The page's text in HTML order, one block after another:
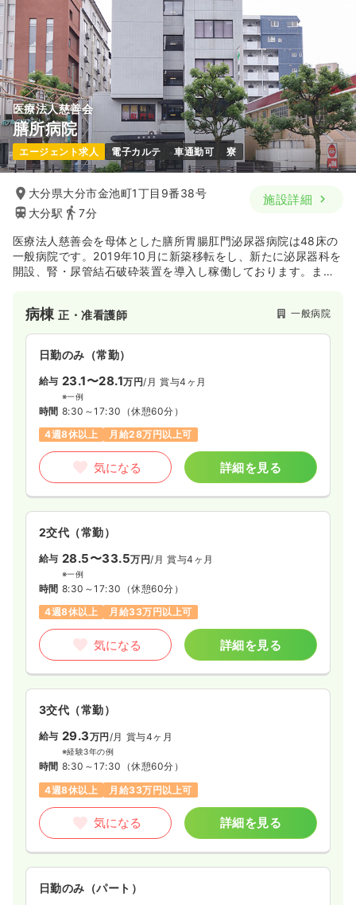
8:30～17:30
（休憩60分）
土日祝休み
年間休日125日
オンコールあり
月給33万円以上可
気になる 詳細を見る
外来正・准看護師 一般病院
日勤のみ（常勤） 一時募集休止
給与 25.3〜30.6 万円 /月 賞与3.6ヶ月
※一例
日祝休み
年間休日125日 月給30万円以上可
医療法人慈善会
膳所病院
エージェント求人 電子カルテ 車通勤可 寮
大分県大分市金池町1丁目9番38号
大分駅
7分
施設詳細
医療法人慈善会を母体とした膳所胃腸肛門泌尿器病院は48床の
一般病院です。2019年10月に新築移転をし、新たに泌尿器科を
開設、腎・尿管結石破砕装置を導入し稼働しております。ま
病棟正・准看護師 一般病院
日勤のみ（常勤）
給与 23.1〜28.1万円/月 賞与4ヶ月
※一例
時間 8:30～17:30 （休憩60分）
4週8休以上
月給28万円以上可
気になる 詳細を見る
2交代（常勤）
給与 28.5〜33.5万円/月 賞与4ヶ月
※一例
時間 8:30～17:30 （休憩60分）
4週8休以上
月給33万円以上可
気になる 詳細を見る
3交代（常勤）
給与 29.3万円/月 賞与4ヶ月
※経験3年の例
時間 8:30～17:30 （休憩60分）
4週8休以上
月給33万円以上可
気になる 詳細を見る
日勤のみ（パート）